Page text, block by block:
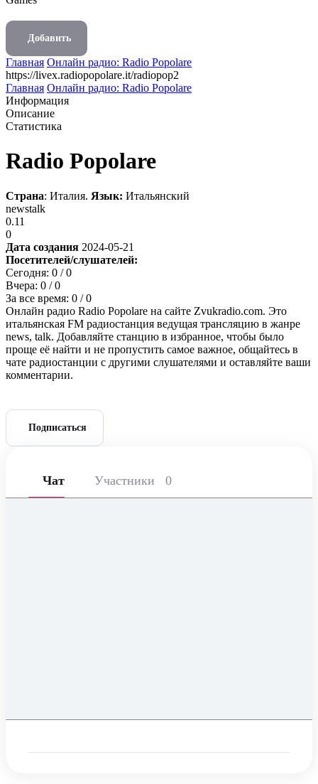
Добавить
Главная Онлайн радио: Radio Popolare
https://livex.radiopopolare.it/radiopop2
Главная Онлайн радио: Radio Popolare
Информация
Описание
Статистика
Radio Popolare
Страна: Италия. Язык: Итальянский
newstalk
0.11
0
Дата создания 2024-05-21
Посетителей/слушателей:
Сегодня: 0 / 0
Вчера: 0 / 0
За все время: 0 / 0
Онлайн радио Radio Popolare на сайте Zvukradio.com. Это
итальянская FM радиостанция ведущая трансляцию в жанре
news, talk. Добавляйте станцию в избранное, чтобы было
проще её найти и не пропустить самое важное, общайтесь в
чате радиостанции с другими слушателями и оставляйте ваши
комментарии.
Подписаться
Чат Участники 0